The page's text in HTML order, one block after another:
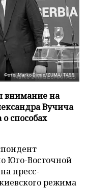
Фото: Marko Dimic/ZUMA/TASS
внимание на
Вучича
способах
Юго-Восточной
пресс-
режима